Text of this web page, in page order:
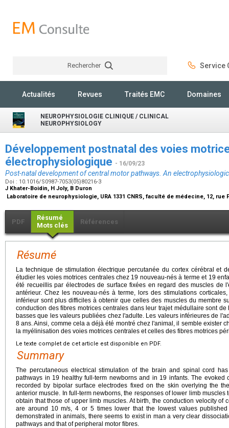
Rechercher Service
Actualités Revues Traités EMC Domaines
NEUROPHYSIOLOGIE CLINIQUE / CLINICAL
NEUROPHYSIOLOGY
Développement postnatal des voies
électrophysiologique - 16/09/23
Post-natal development of central motor pathways. An
Doi : 10.1016/S0987-7053(05)80216-3
J Khater-Boidin, H Joly, B Duron
Laboratoire de neurophysiologie, URA 1331 CNRS, faculté de médecine, 12,
PDF
Résumé
Mots clés
Références
Résumé
La technique de stimulation électrique percutanée du cortex cérébral et
étudier les voies motrices centrales chez 19 nouveau-nés à terme et 19
été recueillis par électrodes de surface fixées en regard des muscles de
antérieur. Chez les nouveau-nés à terme, lors des stimulations
inférieur sont plus difficiles à obtenir que celles des muscles du membre
conduction des fibres motrices centrales dans leur trajet médullaire sont
basses que les valeurs publiées chez l'adulte. Les valeurs inférieures de
8 ans. Ainsi, comme cela a déjà été montré chez l'animal, il semble exister
la myélinisation des voies motrices centrales et celles des fibres motrices
Le texte complet de cet article est disponible en PDF.
Summary
The percutaneous electrical stimulation of the brain and spinal cord
pathways in 19 healthy full-term newborns and in 19 infants. The evoked
recorded by bipolar surface electrodes fixed on the skin overlying the
anterior muscle. In full-term newborns, the responses of lower limb muscles
obtain that those of upper limb muscles. At birth, the conduction velocity of
are around 10 m/s, 4 or 5 times lower that the lowest values
demonstrated in animals, there seems to exist in man a very clear
pathways and that of peripheral motor fibres.